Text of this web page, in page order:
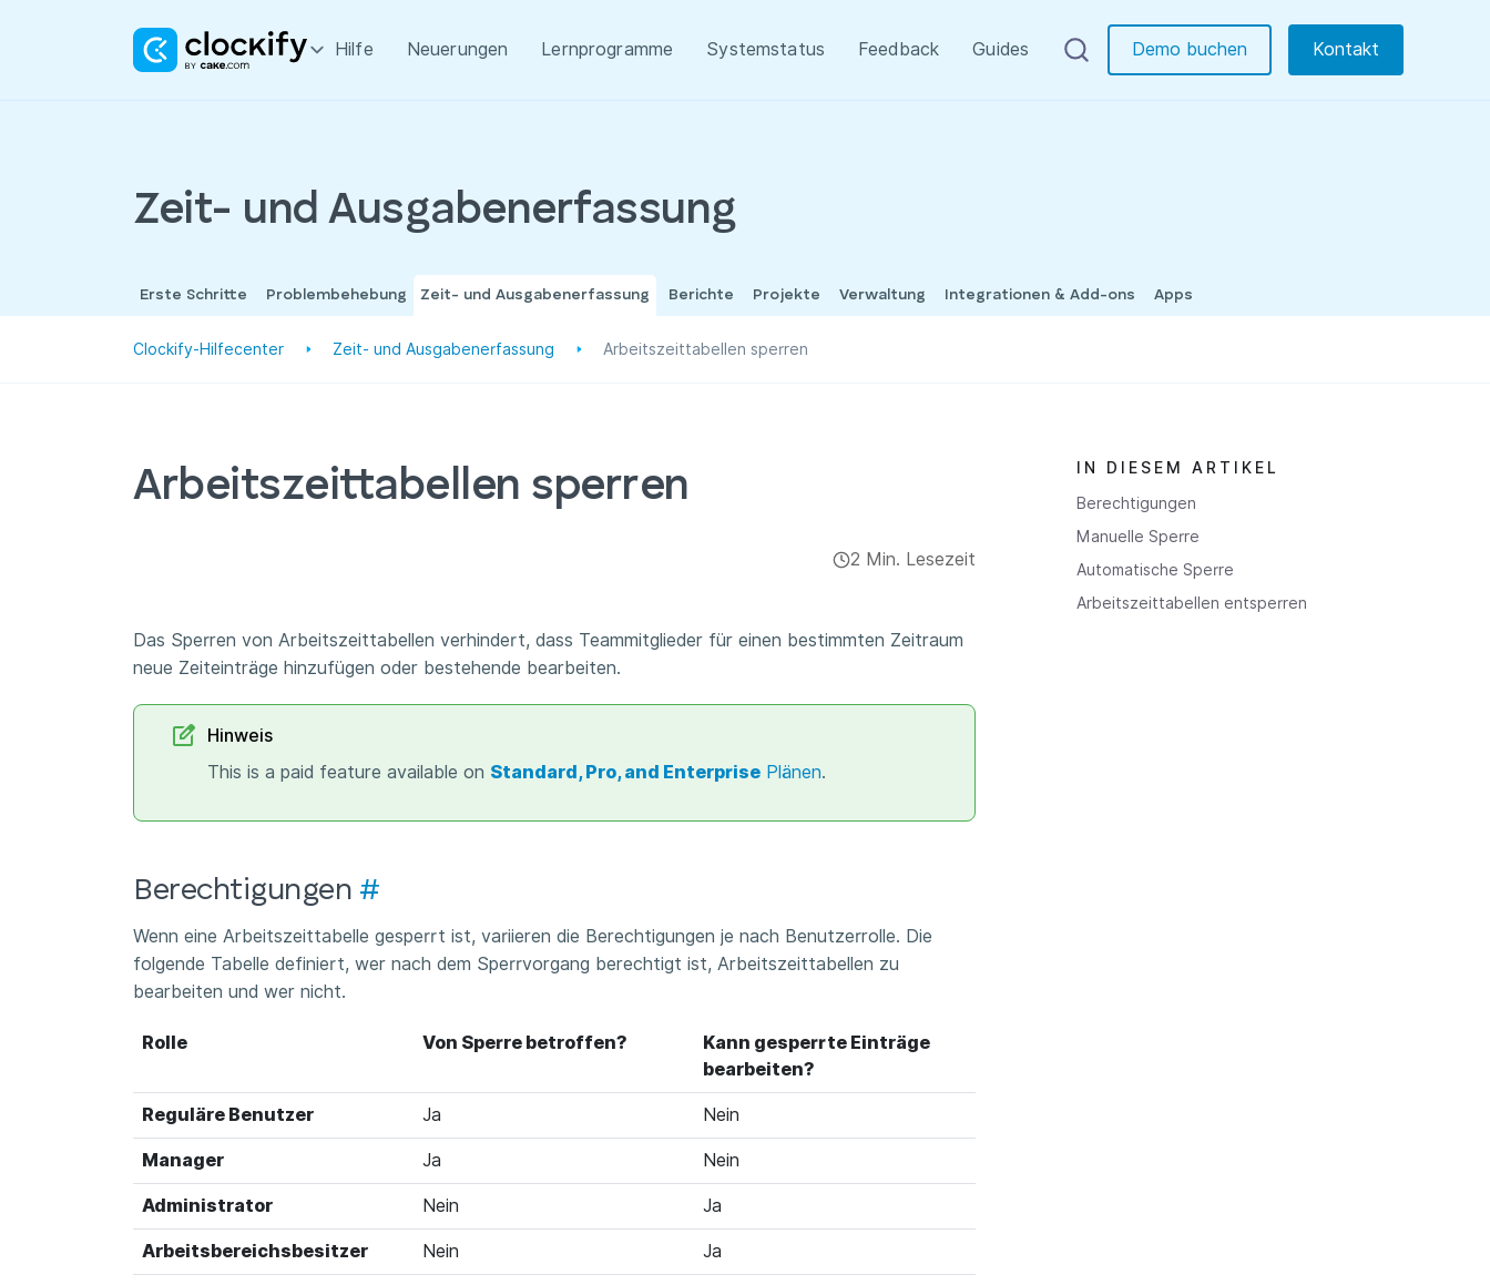
Hilfe Neuerungen Lernprogramme Systemstatus Feedback Guides Demo buchen Kontakt
Zeit- und Ausgabenerfassung
Integrationen & Add-ons
Erste Schritte Zeit- und Ausgabenerfassung Berichte Projekte Verwaltung Apps
Problembehebung
Clockify-Hilfecenter Zeit- und Ausgabenerfassung Arbeitszeittabellen sperren
Arbeitszeittabellen sperren
2 Min. Lesezeit
Das Sperren von Arbeitszeittabellen verhindert, dass Teammitglieder für einen bestimmten Zeitraum
neue Zeiteinträge hinzufügen oder bestehende bearbeiten.
Hinweis
This is a paid feature available on Standard, Pro, and Enterprise Plänen.
Berechtigungen #
Wenn eine Arbeitszeittabelle gesperrt ist, variieren die Berechtigungen je nach Benutzerrolle. Die
folgende Tabelle definiert, wer nach dem Sperrvorgang berechtigt ist, Arbeitszeittabellen zu
bearbeiten und wer nicht.
Rolle Von Sperre betroffen?
Kann gesperrte Einträge
bearbeiten?
Reguläre Benutzer Ja Nein
Manager Ja Nein
Administrator Nein Ja
Arbeitsbereichsbesitzer Nein Ja
IN DIESEM ARTIKEL
Berechtigungen
Manuelle Sperre
Automatische Sperre
Arbeitszeittabellen entsperren